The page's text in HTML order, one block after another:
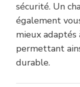
sécurité. Un
également
mieux adaptés
permettant
durable.